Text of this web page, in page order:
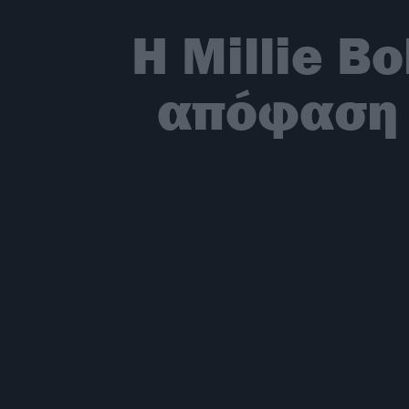
Η Millie
απόφαση